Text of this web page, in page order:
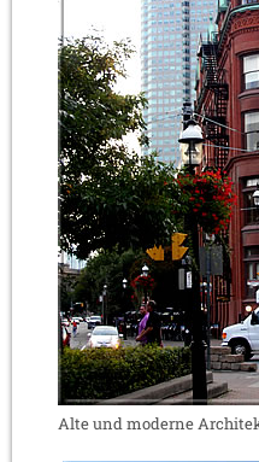
Alte und moderne